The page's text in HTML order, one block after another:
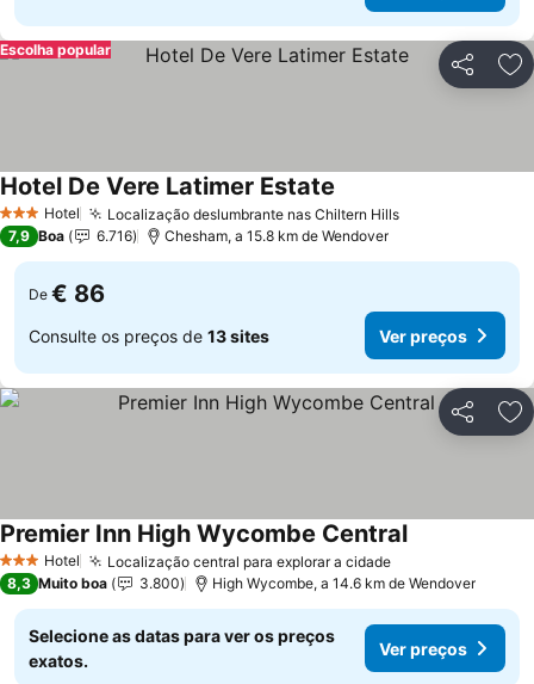
Partilhar
Escolha popular
3 EstrelasHotel Localização deslumbrante nas Chiltern Hills
Hotel De Vere Latimer Estate
7,9 Boa 6.716 Chesham, a 15.8 km de Wendover
De € 86
Consulte os preços de 13 sites Ver preços
Partilhar
3 EstrelasHotel Localização central para explorar a cidade
Premier Inn High Wycombe Central
8,3 Muito boa 3.800 High Wycombe, a 14.6 km de Wendover
Selecione as datas para ver os preços
exatos.
Ver preços